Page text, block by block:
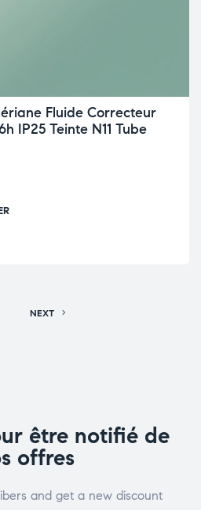
Fluide Correcteur
IP25 Teinte N11 Tube
NEXT
être notifié de
offres
and get a new discount